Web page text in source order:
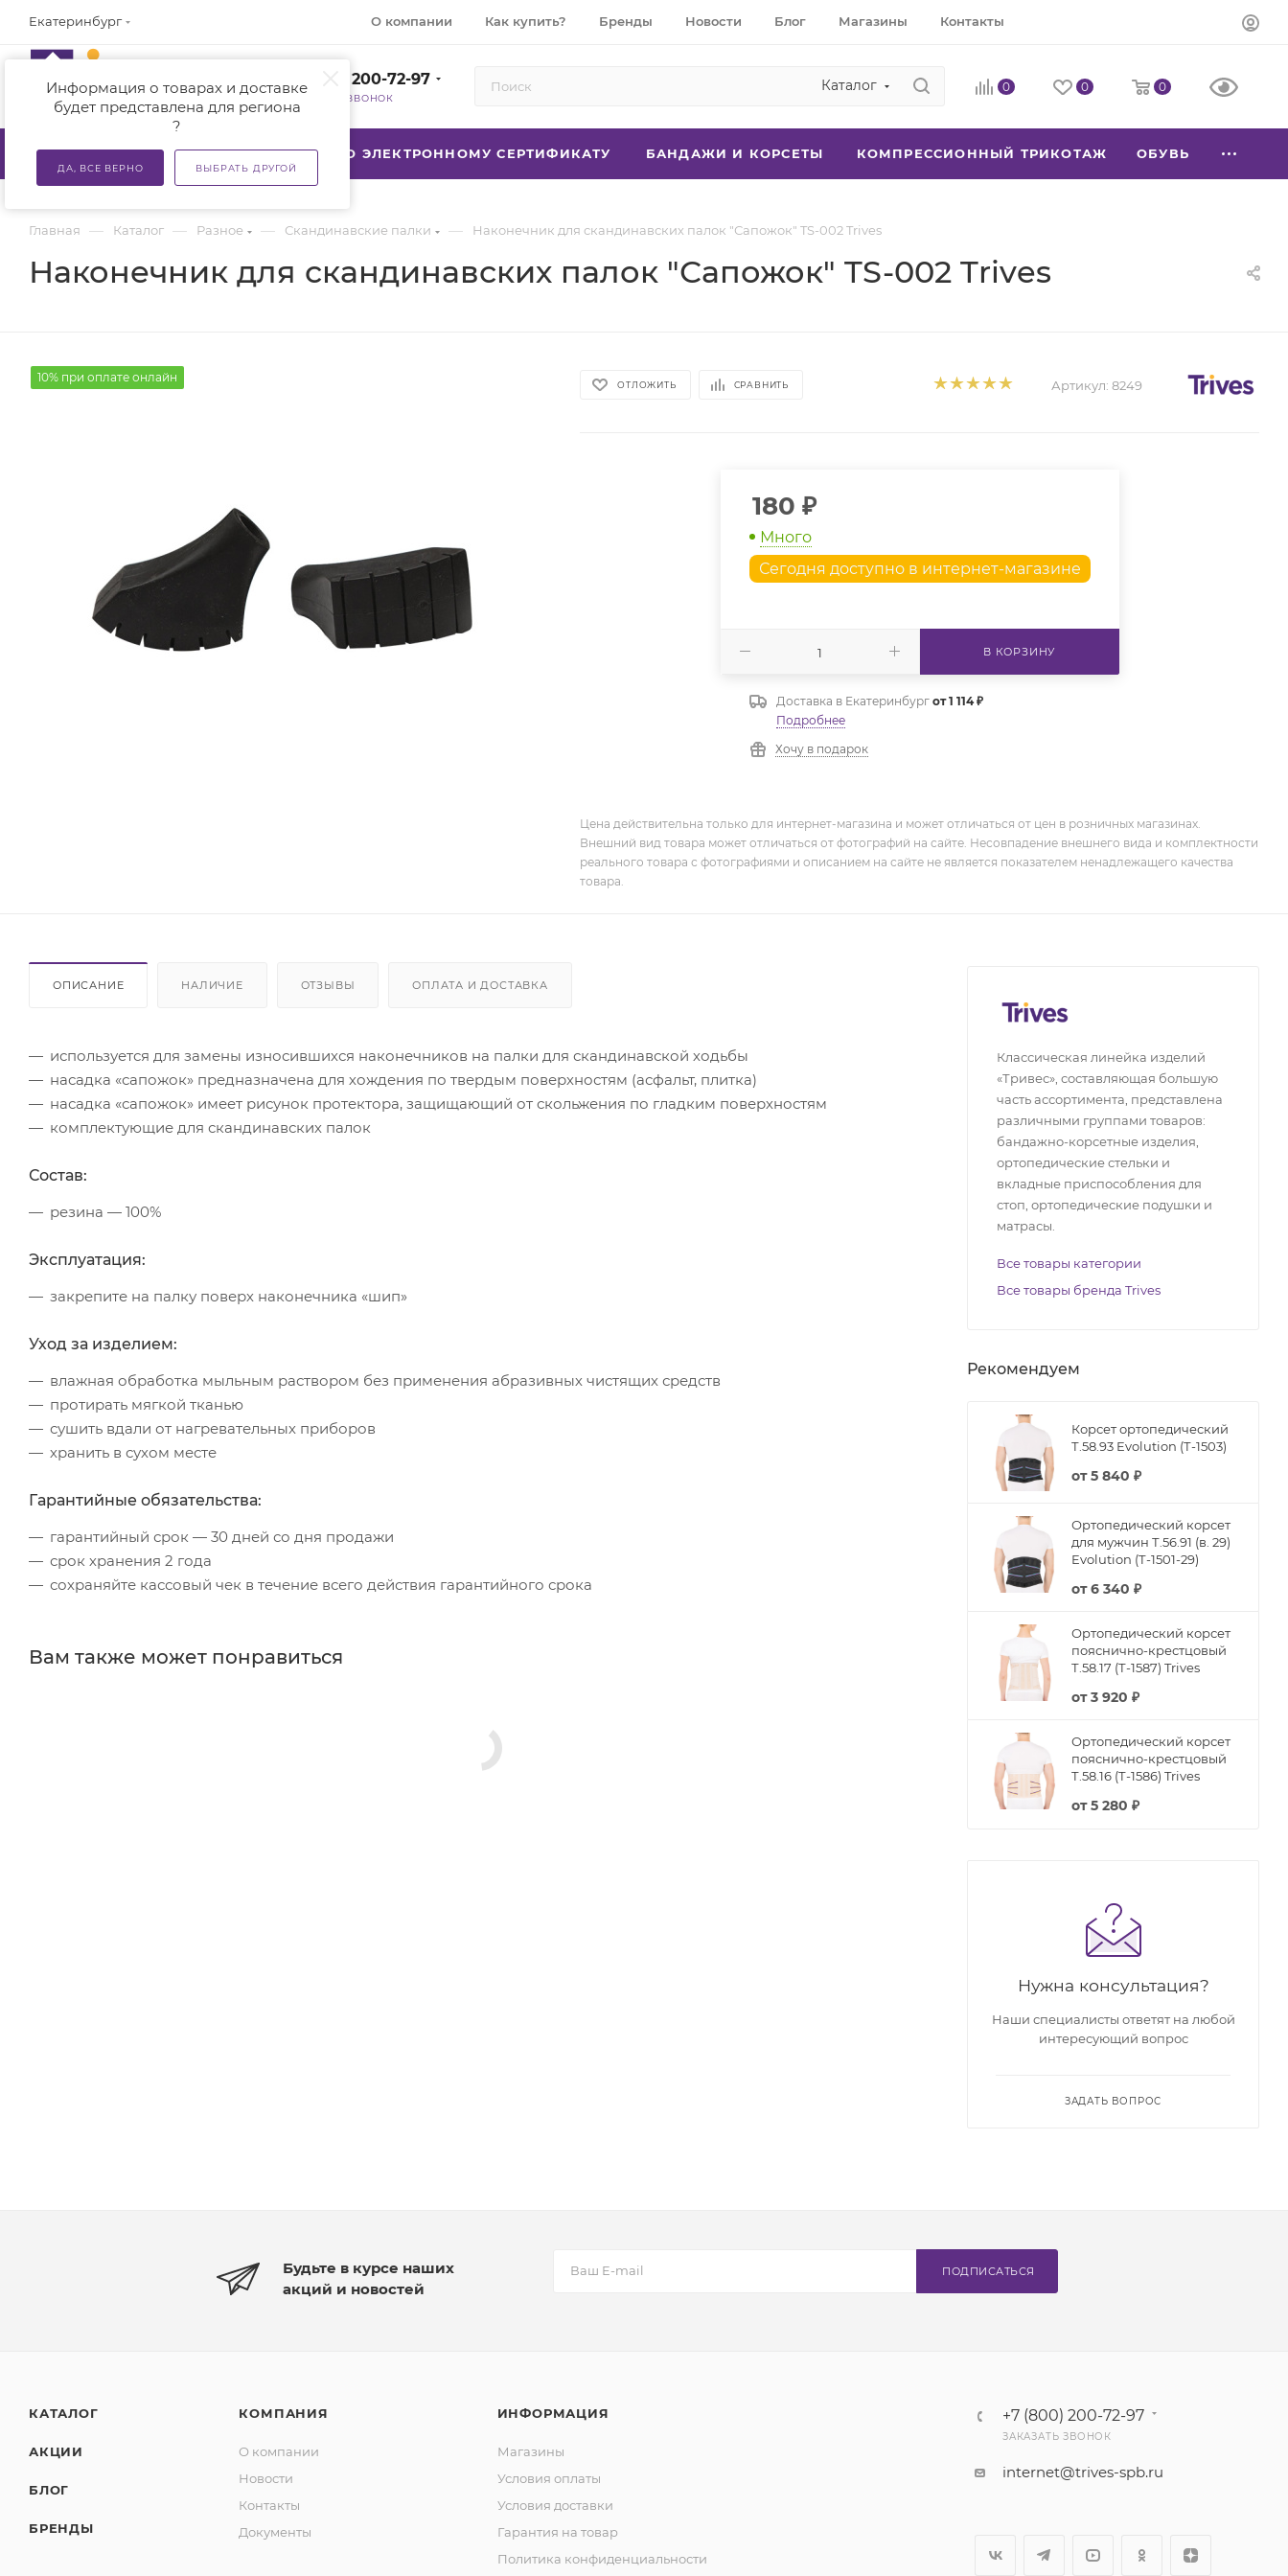
Екатеринбург
Информация о товарах и доставке
будет представлена для региона
?
ДА, ВСЕ ВЕРНО ВЫБРАТЬ ДРУГОЙ
О компании Как купить? Бренды Новости Блог Магазины Контакты
+7 (800) 200-72-97
ЗАКАЗАТЬ ЗВОНОК
Каталог 0 0 0
КАТАЛОГ АКЦИИ ТСР ПО ЭЛЕКТРОННОМУ СЕРТИФИКАТУ БАНДАЖИ И КОРСЕТЫ КОМПРЕССИОННЫЙ ТРИКОТАЖ ОБУВЬ
Главная — Каталог — Разное — Скандинавские палки — Наконечник для скандинавских палок "Сапожок" TS-002 Trives
Наконечник для скандинавских палок "Сапожок" TS-002 Trives
10% при оплате онлайн
ОТЛОЖИТЬ СРАВНИТЬ Артикул: 8249
180 ₽
Много
Сегодня доступно в интернет-магазине
В КОРЗИНУ
Доставка в Екатеринбург от 1 114 ₽
Подробнее
Хочу в подарок
Цена действительна только для интернет-магазина и может отличаться от цен в розничных магазинах.
Внешний вид товара может отличаться от фотографий на сайте. Несовпадение внешнего вида и комплектности
реального товара с фотографиями и описанием на сайте не является показателем ненадлежащего качества
товара.
ОПИСАНИЕ НАЛИЧИЕ ОТЗЫВЫ ОПЛАТА И ДОСТАВКА
используется для замены износившихся наконечников на палки для скандинавской ходьбы
насадка «сапожок» предназначена для хождения по твердым поверхностям (асфальт, плитка)
насадка «сапожок» имеет рисунок протектора, защищающий от скольжения по гладким поверхностям
комплектующие для скандинавских палок
Состав:
резина — 100%
Эксплуатация:
закрепите на палку поверх наконечника «шип»
Уход за изделием:
влажная обработка мыльным раствором без применения абразивных чистящих средств
протирать мягкой тканью
сушить вдали от нагревательных приборов
хранить в сухом месте
Гарантийные обязательства:
гарантийный срок — 30 дней со дня продажи
срок хранения 2 года
сохраняйте кассовый чек в течение всего действия гарантийного срока
Вам также может понравиться
Классическая линейка изделий
«Тривес», составляющая большую
часть ассортимента, представлена
различными группами товаров:
бандажно-корсетные изделия,
ортопедические стельки и
вкладные приспособления для
стоп, ортопедические подушки и
матрасы.
Все товары категории
Все товары бренда Trives
Рекомендуем
Корсет ортопедический
Т.58.93 Evolution (Т-1503)
от5 840 ₽
Ортопедический корсет
для мужчин Т.56.91 (в. 29)
Evolution (Т-1501-29)
от6 340 ₽
Ортопедический корсет
пояснично-крестцовый
Т.58.17 (Т-1587) Trives
от3 920 ₽
Ортопедический корсет
пояснично-крестцовый
Т.58.16 (Т-1586) Trives
от5 280 ₽
Нужна консультация?
Наши специалисты ответят на любой
интересующий вопрос
ЗАДАТЬ ВОПРОС
Будьте в курсе наших
акций и новостей
ПОДПИСАТЬСЯ
КАТАЛОГ
АКЦИИ
БЛОГ
БРЕНДЫ
КОМПАНИЯ
О компании
Новости
Контакты
Документы
ИНФОРМАЦИЯ
Магазины
Условия оплаты
Условия доставки
Гарантия на товар
Политика конфиденциальности
+7 (800) 200-72-97
ЗАКАЗАТЬ ЗВОНОК
internet@trives-spb.ru